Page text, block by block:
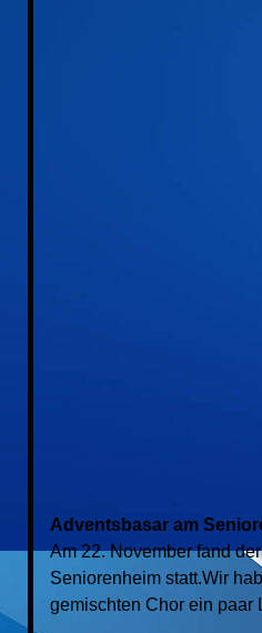
Adventsbasar am
Am 22. November fand
Seniorenheim statt.Wir
gemischten Chor ein paar